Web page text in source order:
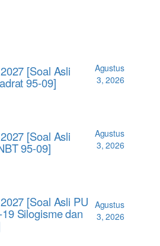
[Soal Asli
95-09]
Agustus
3, 2026
[Soal Asli
95-09]
Agustus
3, 2026
[Soal Asli PU
Silogisme dan
Agustus
3, 2026